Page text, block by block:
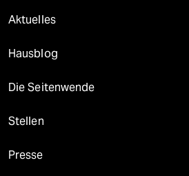
Aktuelles
Hausblog
Die Seitenwende
Stellen
Presse